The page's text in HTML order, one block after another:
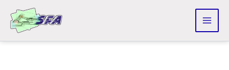
contenuto